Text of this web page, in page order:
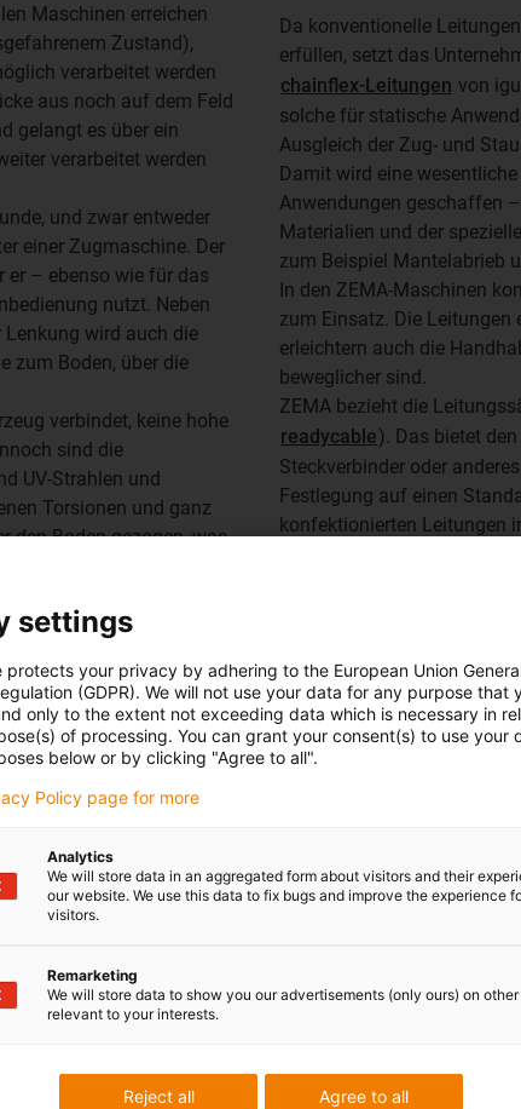
Maschinen erreichen
Zustand),
verarbeitet werden
aus noch auf dem Feld
gelangt es über ein
verarbeitet werden
und zwar entweder
einer Zugmaschine. Der
er – ebenso wie für das
nutzt. Neben
Lenkung wird auch die
zum Boden, über die
verbindet, keine hohe
sind die
UV-Strahlen und
Torsionen und ganz
den Boden gezogen, was
Da konventionelle
erfüllen, setzt das
chainflex-Leitungen von
solche für statische
Ausgleich der Zug- und
Damit wird eine
Anwendungen geschaffen
Materialien und der
zum Beispiel Mantelabrieb
In den ZEMA-Maschinen
zum Einsatz. Die Leitungen
erleichtern auch die
beweglicher sind.
ZEMA bezieht die
readycable). Das bietet
Steckverbinder oder
Festlegung auf einen
konfektionierten Leitungen
Sie erreichen eine hohe Lebensdauer auf dem Feld
settings
protects your privacy by adhering to the European Union
(GDPR). We will not use your data for any purpose that
only to the extent not exceeding data which is necessary in
of processing. You can grant your consent(s) to use your
below or by clicking "Agree to all".
Policy page for more
Analytics
We will store data in an aggregated form about visitors and their
our website. We use this data to fix bugs and improve the experience
visitors.
Remarketing
We will store data to show you our advertisements (only ours) on
relevant to your interests.
Agree to all
Reject all